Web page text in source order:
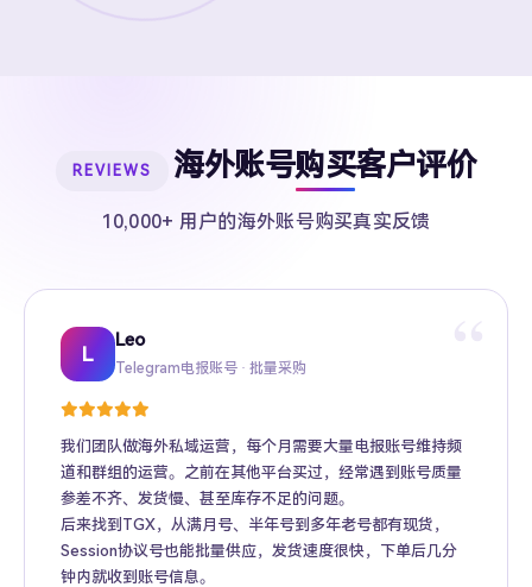
REVIEWS 海外账号购买客户评价
10,000+ 用户的海外账号购买真实反馈
L
Leo
Telegram电报账号 · 批量采购
我们团队做海外私域运营，每个月需要大量电报账号维持频
道和群组的运营。之前在其他平台买过，经常遇到账号质量
参差不齐、发货慢、甚至库存不足的问题。
后来找到TGX，从满月号、半年号到多年老号都有现货，
Session协议号也能批量供应，发货速度很快，下单后几分
钟内就收到账号信息。
Sarah
Twitter推特高粉号 · Web3项目推广
Kevin
TikTok账号 · 跨境电商矩阵运营
Mike
Facebook广告账号 · 跨境广告投放
Amy
Instagram账号 · 品牌海外推广
Daniel
Gmail账号 · Apple ID · AI工具账号
Jason
YouTube账号 · 内容变现
Wing
Telegram Premium代充 · 个人用户
Richard
海外账号批发 · MCN机构